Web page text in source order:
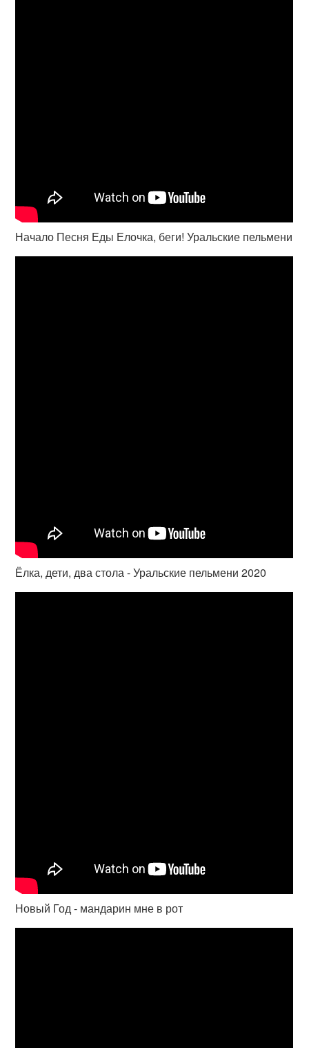
Начало Песня Еды Елочка, беги! Уральские пельмени
Ёлка, дети, два стола - Уральские пельмени 2020
Новый Год - мандарин мне в рот